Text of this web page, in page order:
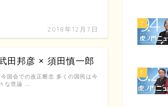
2018年12月7日
田邦彦 × 須田慎一郎
国会での改正断念 多くの国民は今
な世論 …
2
3